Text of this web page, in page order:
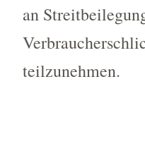
an
teilzunehmen.